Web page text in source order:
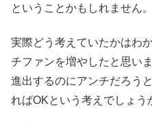
ということかもしれません。
実際どう考えていたかはわ
チファンを増やしたと思い
進出するのにアンチだろう
ればOKという考えでしょう